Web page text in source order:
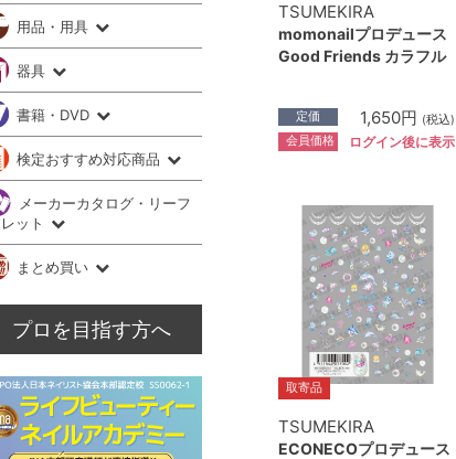
TSUMEKIRA
momonailプロデュース
Good Friends カラフル
定価 1,650円 (税込)
会員価格 ログイン後に表示
取寄品
TSUMEKIRA
ECONECOプロデュース
用品・用具
器具
書籍・DVD
検定おすすめ対応商品
メーカーカタログ・リーフ
レット
まとめ買い
プロを目指す方へ